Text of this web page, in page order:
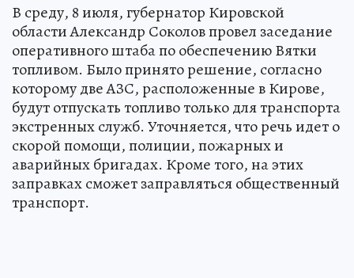
В среду, 8 июля, губернатор Кировской
области Александр Соколов провел заседание
оперативного штаба по обеспечению Вятки
топливом. Было принято решение, согласно
которому две АЗС, расположенные в Кирове,
будут отпускать топливо только для транспорта
экстренных служб. Уточняется, что речь идет о
скорой помощи, полиции, пожарных и
аварийных бригадах. Кроме того, на этих
заправках сможет заправляться общественный
транспорт.